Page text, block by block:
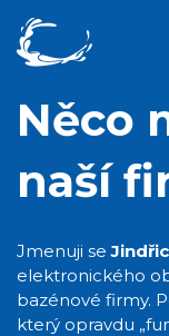
Něco
naší
Jmenuji se
elektronického
bazénové firmy.
který opravdu